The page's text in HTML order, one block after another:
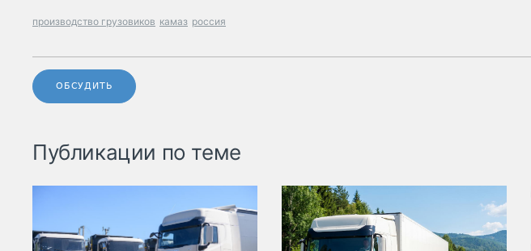
производство грузовиков камаз россия
ОБСУДИТЬ
Публикации по теме